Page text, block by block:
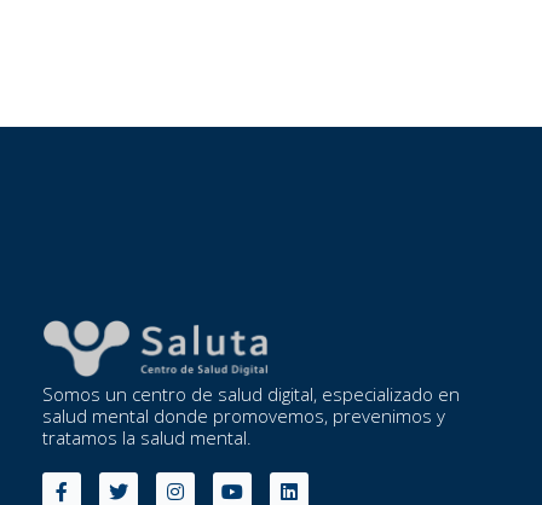
Somos un centro de salud digital, especializado en
salud mental donde promovemos, prevenimos y
tratamos la salud mental.
F
T
I
Y
L